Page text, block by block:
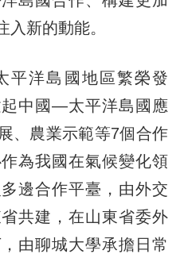
新的動能。
洋島國地區繁榮發
中國—太平洋島國應
、農業示範等7個合作
為我國在氣候變化領
邊合作平臺，由外交
共建，在山東省委外
由聊城大學承擔日常